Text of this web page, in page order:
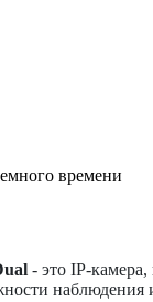
времени
- это IP-